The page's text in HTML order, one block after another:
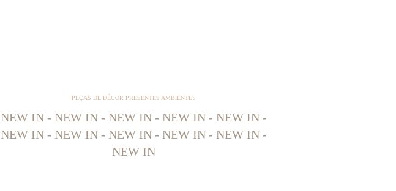
PEÇAS DE DÉCOR PRESENTES AMBIENTES
NEW IN - NEW IN - NEW IN - NEW IN - NEW IN -
NEW IN - NEW IN - NEW IN - NEW IN - NEW IN -
NEW IN